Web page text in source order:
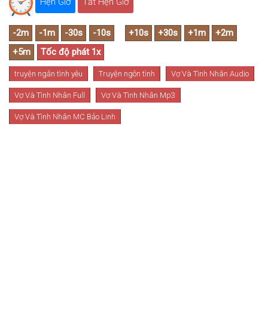
truyện ngắn tình yêu Truyện ngôn tình Vợ Và Tình Nhân Audio
Vợ Và Tình Nhân Full Vợ Và Tình Nhân Mp3
Vợ Và Tình Nhân MC Bảo Linh